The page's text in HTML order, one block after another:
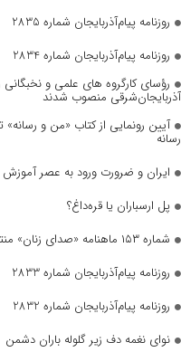
روزنامه پیام‌آذربایجان شماره 2835
روزنامه پیام‌آذربایجان شماره 2834
رؤسای کارگروه های علمی و نخبگانی
آذربایجان‌شرقی منصوب شدند
آیین رونمایی از کتاب «من و
رسانه
ایران و ضرورت ورود به عصر آموزش
پل ارسباران یا قره‌داغ؟
شماره ۱۵۳ ماهنامه «صدای زنان» منتشر شد
روزنامه پیام‌آذربایجان شماره 2833
روزنامه پیام‌آذربایجان شماره 2832
نوای نغمه دف زیر گلوله باران دشمن